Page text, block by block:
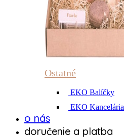
Ostatné
EKO Balíčky
EKO Kancelária
o nás
doručenie a platba